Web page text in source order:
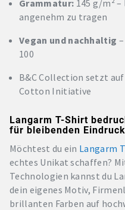
Grammatur: 145 g/m²
angenehm zu tragen
Vegan und nachhaltig
100
B&C Collection setzt
Cotton Initiative
Langarm T-Shirt
für bleibenden Eindruck
Möchtest du ein Langarm
echtes Unikat schaffen?
Technologien kannst du
dein eigenes Motiv,
brillanten Farben auf